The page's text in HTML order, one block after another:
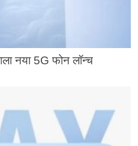
नया 5G फोन लॉन्च